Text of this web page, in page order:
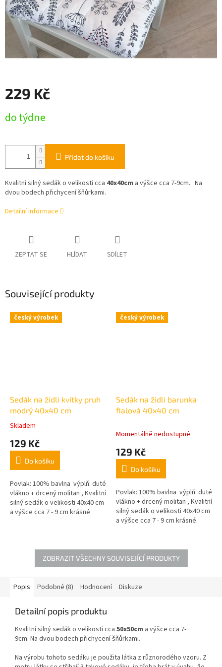
229 Kč
cena:
do týdne
Přidat do košíku
Kvalitní silný sedák o velikosti cca 40x40cm a výšce cca 7-9cm. Na
dvou bodech přichycení šňůrkami.
Detailní informace
ZEPTAT SE HLÍDAT SDÍLET
Související produkty
český výrobek
Sedák na židli kvítky pruh
modrý 40x40 cm
Průměrné
produktu
5,0
5
hvězdiček.
Skladem
129 Kč
Do košíku
Povlak: 100% bavlna výplň: duté
vlákno + drcený molitan , Kvalitní
silný sedák o velikosti 40x40 cm
a výšce cca 7 - 9 cm krásné
český výrobek
Sedák na židli barunka
fialová 40x40 cm
Momentálně nedostupné
129 Kč
Do košíku
Povlak: 100% bavlna výplň: duté
vlákno + drcený molitan , Kvalitní
silný sedák o velikosti 40x40 cm
a výšce cca 7 - 9 cm krásné
ZOBRAZIT VŠECHNY SOUVISEJÍCÍ PRODUKTY
Popis Podobné (8) Hodnocení Diskuze
Detailní popis produktu
Kvalitní silný sedák o velikosti cca 50x50cm a výšce cca 7-
9cm. Na dvou bodech přichycení šňůrkami.
Na výrobu tohoto sedáku je použita látka z různorodého vzoru. Z